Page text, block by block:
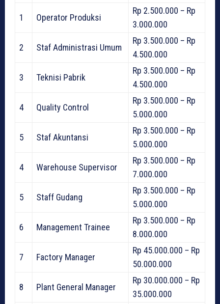
1 Operator Produksi
Rp 2.500.000 – Rp
3.000.000
2 Staf Administrasi Umum
Rp 3.500.000 – Rp
4.500.000
3 Teknisi Pabrik
Rp 3.500.000 – Rp
4.500.000
4 Quality Control
Rp 3.500.000 – Rp
5.000.000
5 Staf Akuntansi
Rp 3.500.000 – Rp
5.000.000
4 Warehouse Supervisor
Rp 3.500.000 – Rp
7.000.000
5 Staff Gudang
Rp 3.500.000 – Rp
5.000.000
6 Management Trainee
Rp 3.500.000 – Rp
8.000.000
7 Factory Manager
Rp 45.000.000 – Rp
50.000.000
8 Plant General Manager
Rp 30.000.000 – Rp
35.000.000